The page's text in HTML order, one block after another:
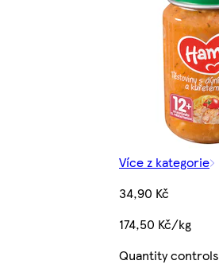
Více z kategorie
34,90 Kč
174,50 Kč/kg
Quantity controls